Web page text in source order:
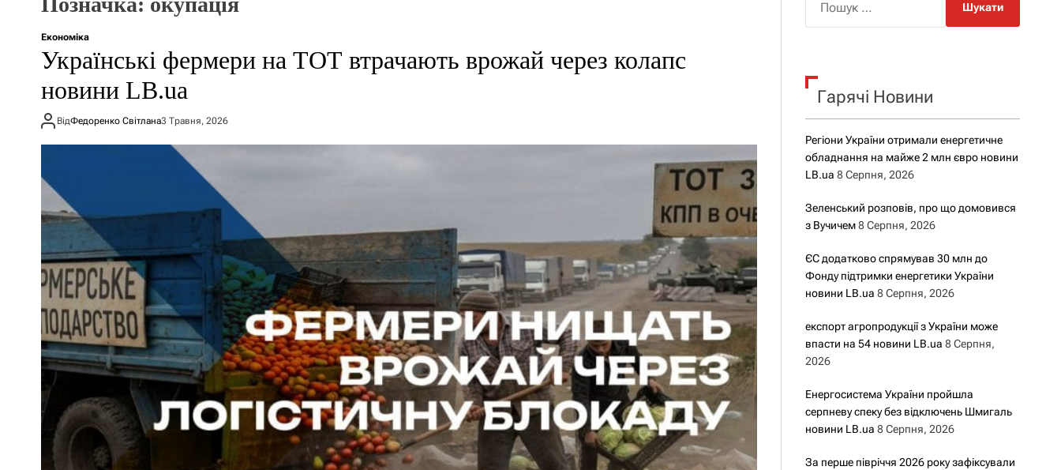
о
у
Економіка
Українські фермери на ТОТ втрачають врожай через колапс
новини LB.ua
ВідФедоренко Світлана3 Травня, 2026
к
Гарячі Новини
Регіони України отримали енергетичне
обладнання на майже 2 млн євро новини
LB.ua 8 Серпня, 2026
Зеленський розповів, про що домовився
з Вучичем 8 Серпня, 2026
ЄС додатково спрямував 30 млн до
Фонду підтримки енергетики України
новини LB.ua 8 Серпня, 2026
експорт агропродукції з України може
впасти на 54 новини LB.ua 8 Серпня,
2026
Енергосистема України пройшла
серпневу спеку без відключень Шмигаль
новини LB.ua 8 Серпня, 2026
За перше півріччя 2026 року зафіксували